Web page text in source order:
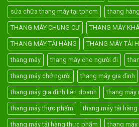
sửa chữa thang máy tại tphcm thang hàng
THANG MÁY CHUNG CƯ THANG MÁY
THANG MÁY TẢI HÀNG THANG MÁY TẢI
thang máy thang máy cho người đi
thang máy chở người thang máy gia đình
thang máy gia đình liên doanh thang máy
thang máy thực phẩm thang máy tải
thang máy tải hàng thực phẩm thang